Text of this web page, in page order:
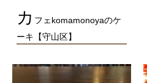
カ フェkomamonoyaのケ
ーキ【守山区】